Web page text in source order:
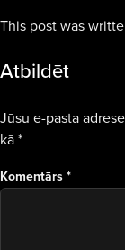
This post was
Atbildēt
Jūsu e-pasta
kā*
Komentārs*